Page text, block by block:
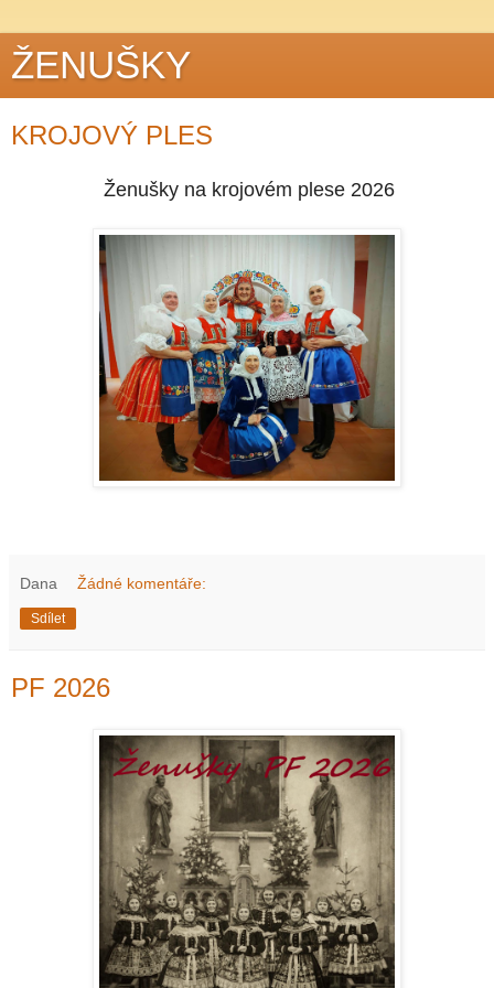
ŽENUŠKY
KROJOVÝ PLES
Ženušky na krojovém plese 2026
Dana Žádné komentáře:
Sdílet
PF 2026